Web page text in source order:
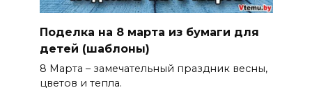
Поделка на 8 марта из бумаги для
детей (шаблоны)
8 Марта – замечательный праздник весны,
цветов и тепла.